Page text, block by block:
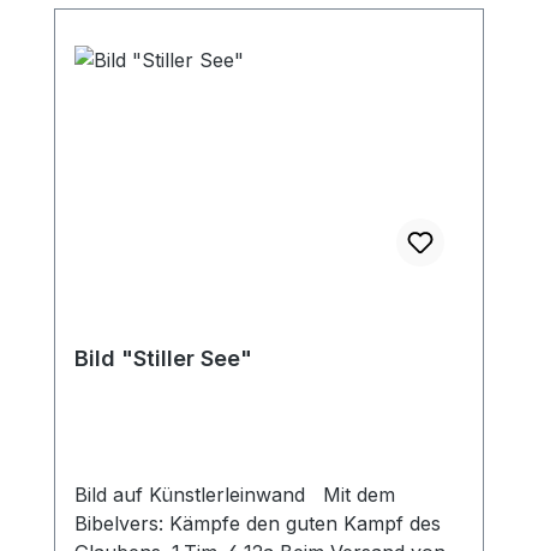
Bild "Stiller See"
Bild auf Künstlerleinwand Mit dem
Bibelvers: Kämpfe den guten Kampf des